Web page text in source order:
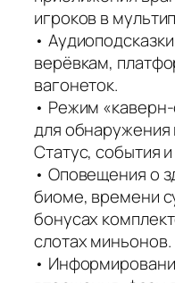
игроков в
•
верёвкам,
вагонеток.
• Режим
для обнаружения
Статус, события
• Оповещения о
биоме, времени
бонусах
слотах миньонов.
•